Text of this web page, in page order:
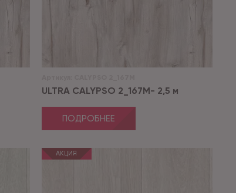
ULTRA CALYPSO 2_167M- 2,5 м
ПОДРОБНЕЕ
АКЦИЯ